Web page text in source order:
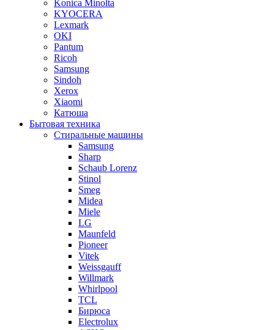
Konica Minolta
KYOCERA
Lexmark
OKI
Pantum
Ricoh
Samsung
Sindoh
Xerox
Xiaomi
Катюша
Бытовая техника
Стиральные машины
Samsung
Sharp
Schaub Lorenz
Stinol
Smeg
Midea
Miele
LG
Maunfeld
Pioneer
Vitek
Weissgauff
Willmark
Whirlpool
TCL
Бирюса
Electrolux